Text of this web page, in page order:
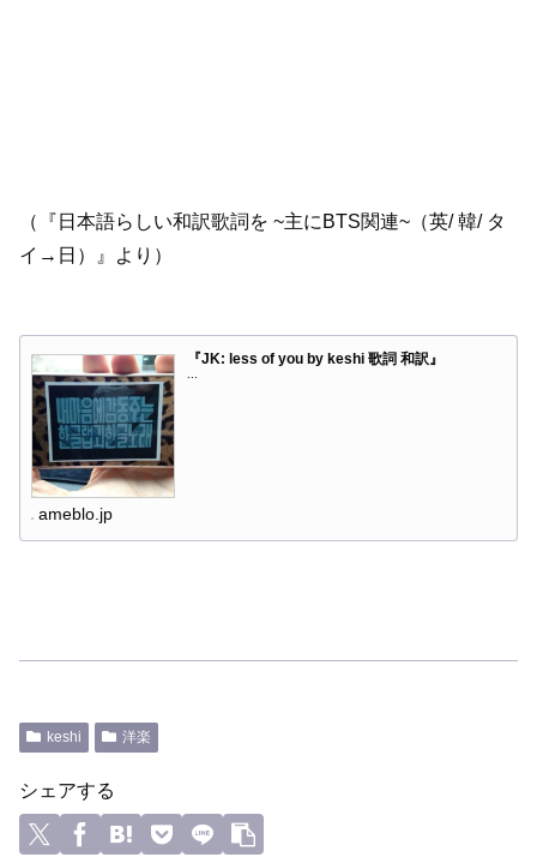
（『日本語らしい和訳歌詞を ~主にBTS関連~（英/ 韓/ タ
イ→日）』より）
『JK: less of you by keshi 歌詞 和訳』
ameblo.jp
keshi 洋楽
シェアする